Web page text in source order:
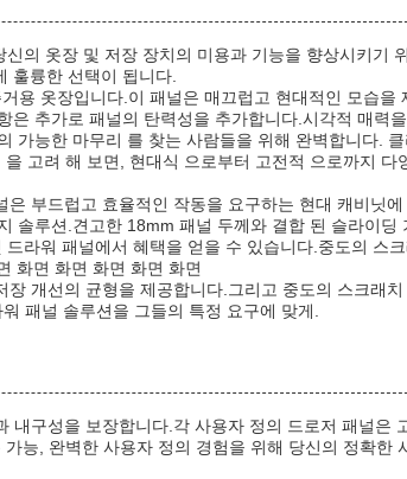
의 옷장 및 저장 장치의 미용과 기능을 향상시키기
훌륭한 선택이 됩니다.
용 옷장입니다.이 패널은 매끄럽고 현대적인 모습
추가로 패널의 탄력성을 추가합니다.시각적 매력
가능한 마무리 를 찾는 사람들을 위해 완벽합니다.
고려 해 보면, 현대식 으로부터 고전적 으로까지
부드럽고 효율적인 작동을 요구하는 현대 캐비닛
솔루션.견고한 18mm 패널 두께와 결합 된 슬라이
라워 패널에서 혜택을 얻을 수 있습니다.중도의 스
화면 화면 화면 화면 화면
개선의 균형을 제공합니다.그리고 중도의 스크래
패널 솔루션을 그들의 특정 요구에 맞게.
구성을 보장합니다.각 사용자 정의 드로저 패널은
능, 완벽한 사용자 정의 경험을 위해 당신의 정확한